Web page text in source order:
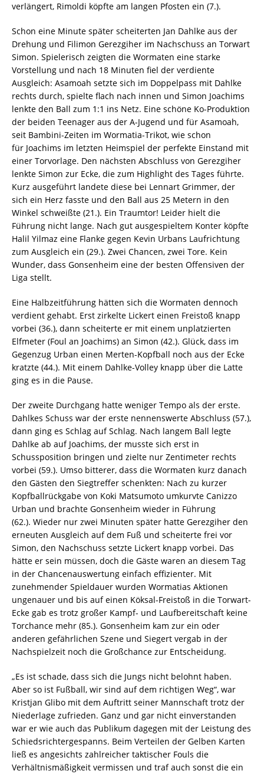
verlängert, Rimoldi köpfte am langen Pfosten ein (7.).
Schon eine Minute später scheiterten Jan Dahlke aus der
Drehung und Filimon Gerezgiher im Nachschuss an Torwart
Simon. Spielerisch zeigten die Wormaten eine starke
Vorstellung und nach 18 Minuten fiel der verdiente
Ausgleich: Asamoah setzte sich im Doppelpass mit Dahlke
rechts durch, spielte flach nach innen und Simon Joachims
lenkte den Ball zum 1:1 ins Netz. Eine schöne Ko-Produktion
der beiden Teenager aus der A-Jugend und für Asamoah,
seit Bambini-Zeiten im Wormatia-Trikot, wie schon
für Joachims im letzten Heimspiel der perfekte Einstand mit
einer Torvorlage. Den nächsten Abschluss von Gerezgiher
lenkte Simon zur Ecke, die zum Highlight des Tages führte.
Kurz ausgeführt landete diese bei Lennart Grimmer, der
sich ein Herz fasste und den Ball aus 25 Metern in den
Winkel schweißte (21.). Ein Traumtor! Leider hielt die
Führung nicht lange. Nach gut ausgespieltem Konter köpfte
Halil Yilmaz eine Flanke gegen Kevin Urbans Laufrichtung
zum Ausgleich ein (29.). Zwei Chancen, zwei Tore. Kein
Wunder, dass Gonsenheim eine der besten Offensiven der
Liga stellt.
Eine Halbzeitführung hätten sich die Wormaten dennoch
verdient gehabt. Erst zirkelte Lickert einen Freistoß knapp
vorbei (36.), dann scheiterte er mit einem unplatzierten
Elfmeter (Foul an Joachims) an Simon (42.). Glück, dass im
Gegenzug Urban einen Merten-Kopfball noch aus der Ecke
kratzte (44.). Mit einem Dahlke-Volley knapp über die Latte
ging es in die Pause.
Der zweite Durchgang hatte weniger Tempo als der erste.
Dahlkes Schuss war der erste nennenswerte Abschluss (57.),
dann ging es Schlag auf Schlag. Nach langem Ball legte
Dahlke ab auf Joachims, der musste sich erst in
Schussposition bringen und zielte nur Zentimeter rechts
vorbei (59.). Umso bitterer, dass die Wormaten kurz danach
den Gästen den Siegtreffer schenkten: Nach zu kurzer
Kopfballrückgabe von Koki Matsumoto umkurvte Canizzo
Urban und brachte Gonsenheim wieder in Führung
(62.). Wieder nur zwei Minuten später hatte Gerezgiher den
erneuten Ausgleich auf dem Fuß und scheiterte frei vor
Simon, den Nachschuss setzte Lickert knapp vorbei. Das
hätte er sein müssen, doch die Gäste waren an diesem Tag
in der Chancenauswertung einfach effizienter. Mit
zunehmender Spieldauer wurden Wormatias Aktionen
ungenauer und bis auf einen Köksal-Freistoß in die Torwart-
Ecke gab es trotz großer Kampf- und Laufbereitschaft keine
Torchance mehr (85.). Gonsenheim kam zur ein oder
anderen gefährlichen Szene und Siegert vergab in der
Nachspielzeit noch die Großchance zur Entscheidung.
„Es ist schade, dass sich die Jungs nicht belohnt haben.
Aber so ist Fußball, wir sind auf dem richtigen Weg“, war
Kristjan Glibo mit dem Auftritt seiner Mannschaft trotz der
Niederlage zufrieden. Ganz und gar nicht einverstanden
war er wie auch das Publikum dagegen mit der Leistung des
Schiedsrichtergespanns. Beim Verteilen der Gelben Karten
ließ es angesichts zahlreicher taktischer Fouls die
Verhältnismäßigkeit vermissen und traf auch sonst die ein